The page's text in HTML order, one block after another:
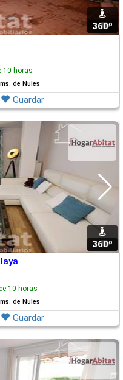
1
360º
10 horas
de Nules
Guardar
1
360º
10 horas
de Nules
Guardar